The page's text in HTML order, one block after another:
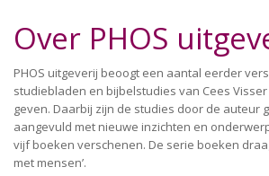
Over PHOS
PHOS uitgeverij beoogt een aantal eerder
studiebladen en bijbelstudies van Cees
geven. Daarbij zijn de studies door de auteur
aangevuld met nieuwe inzichten en
vijf boeken verschenen. De serie boeken
met mensen’.